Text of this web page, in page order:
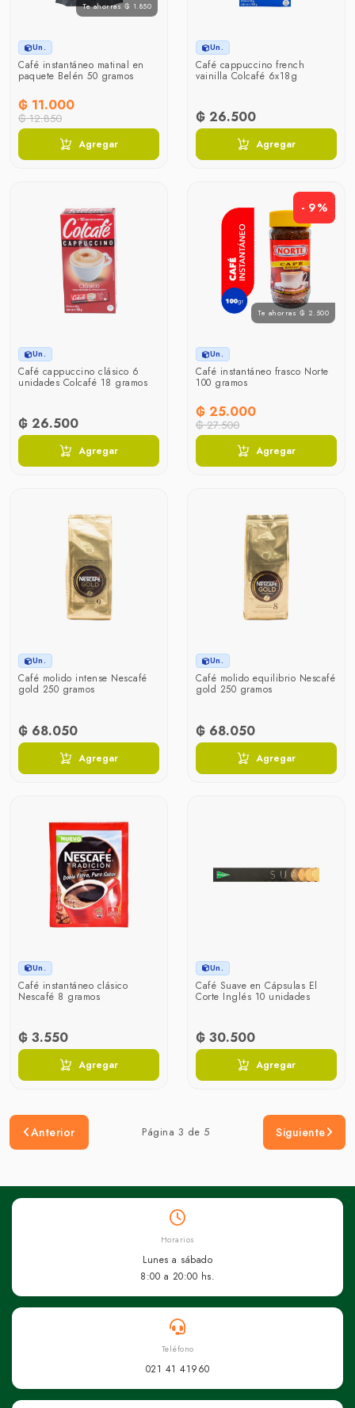
Te ahorras ₲ 1.850
Un.
Café instantáneo matinal en
paquete Belén 50 gramos
₲ 11.000
₲ 12.850
Agregar
Un.
Café cappuccino french
vainilla Colcafé 6x18g
₲ 26.500
Agregar
Un.
Café cappuccino clásico 6
unidades Colcafé 18 gramos
₲ 26.500
Agregar
Te ahorras ₲ 2.500
- 9%
Un.
Café instantáneo frasco Norte
100 gramos
₲ 25.000
₲ 27.500
Agregar
Un.
Café molido intense Nescafé
gold 250 gramos
₲ 68.050
Agregar
Un.
Café molido equilibrio Nescafé
gold 250 gramos
₲ 68.050
Agregar
Un.
Café instantáneo clásico
Nescafé 8 gramos
₲ 3.550
Agregar
Un.
Café Suave en Cápsulas El
Corte Inglés 10 unidades
₲ 30.500
Agregar
Anterior Página 3 de 5 Siguiente
Horarios
Lunes a sábado
8:00 a 20:00 hs.
Teléfono
021 41 41960